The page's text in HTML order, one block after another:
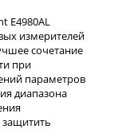
E4980AL
измерителей
сочетание
при
параметров
диапазона
защитить